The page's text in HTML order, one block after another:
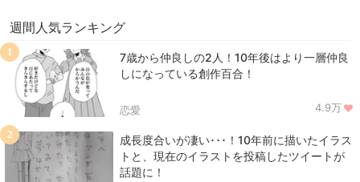
週間人気ランキング
7歳から仲良しの2人！10年後はより一層仲良
しになっている創作百合！
恋愛 4.9万
1
成長度合いが凄い･･･！10年前に描いたイラス
トと、現在のイラストを投稿したツイートが
話題に！
2